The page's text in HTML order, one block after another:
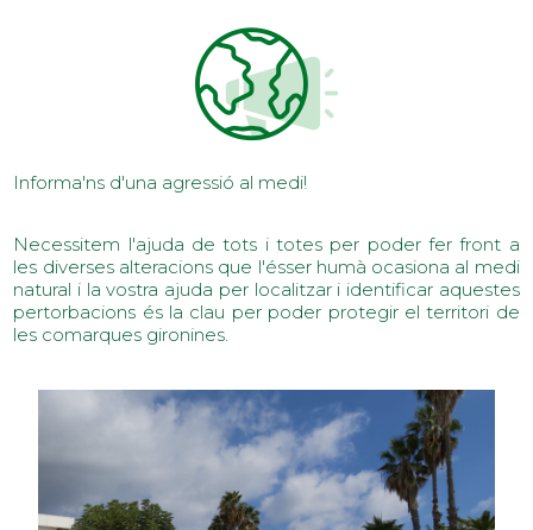
Informa'ns d'una agressió al medi!
Necessitem l'ajuda de tots i totes per poder fer front a
les diverses alteracions que l'ésser humà ocasiona al medi
natural i la vostra ajuda per localitzar i identificar aquestes
pertorbacions és la clau per poder protegir el territori de
les comarques gironines.